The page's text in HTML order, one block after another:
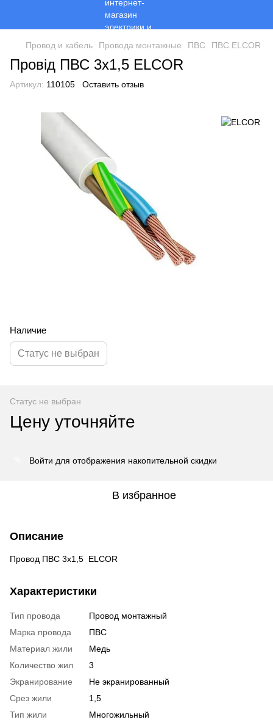
Провод и кабель Провода монтажные ПВС ПВС ELCOR
Провід ПВС 3х1,5 ELCOR
Артикул: 110105 Оставить отзыв
Наличие
Статус не выбран
Статус не выбран
Цену уточняйте
Войти для отображения накопительной скидки
В избранное
Описание
Провод ПВС 3х1,5 ELCOR
Характеристики
Тип провода
Провод монтажный
Марка провода
ПВС
Материал жили
Медь
Количество жил
3
Экранирование
Не экранированный
Срез жили
1,5
Тип жили
Многожильный